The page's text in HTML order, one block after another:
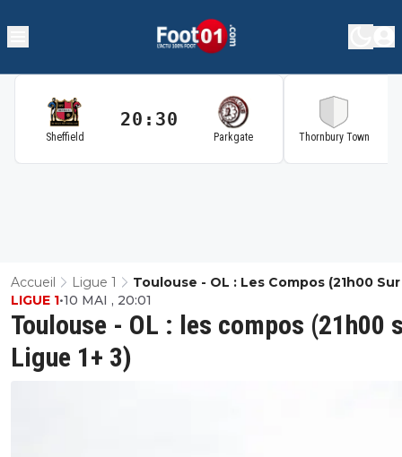
Sheffield
20:30
Parkgate Thornbury Town
Accueil Ligue 1
Toulouse - OL : Les Compos (21h00
1+ 3)
Toulouse - OL : les compos (21h00
Ligue 1+ 3)
LIGUE 1•10 MAI , 20:01